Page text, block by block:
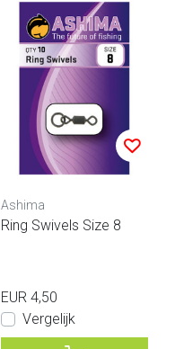
Ashima
Ring Swivels Size 8
EUR 4,50
Vergelijk